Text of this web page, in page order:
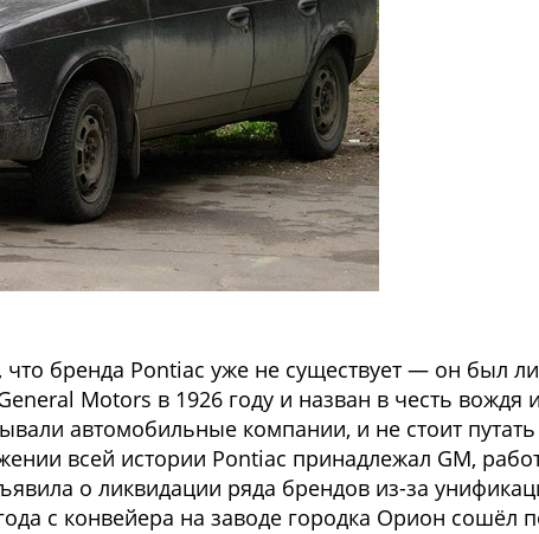
что бренда Pontiac уже не существует — он был
Motors в 1926 году и назван в честь вождя
автомобильные компании, и не стоит
всей истории Pontiac принадлежал GM,
о ликвидации ряда брендов из-за
с конвейера на заводе городка Орион сошёл